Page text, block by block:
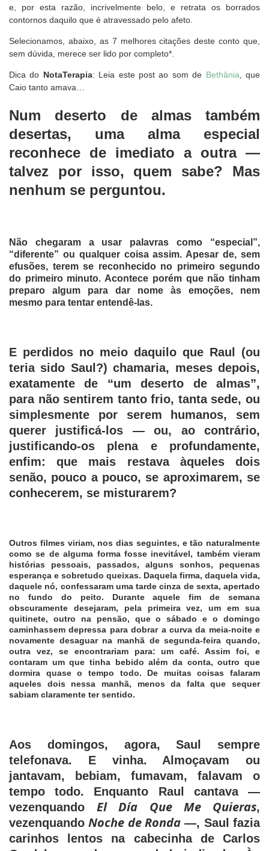
e, por esta razão, incrivelmente belo, e retrata os borrados
contornos daquilo que é atravessado pelo afeto.
Selecionamos, abaixo, as 7 melhores citações deste conto que,
sem dúvida, merece ser lido por completo*.
Dica do NotaTerapia: Leia este post ao som de Bethânia , que
Caio tanto amava…
Num deserto de almas também
desertas, uma alma especial
reconhece de imediato a outra —
talvez por isso, quem sabe? Mas
nenhum se perguntou.
Não chegaram a usar palavras como “especial”,
“diferente” ou qualquer coisa assim. Apesar de, sem
efusões, terem se reconhecido no primeiro segundo
do primeiro minuto. Acontece porém que não tinham
preparo algum para dar nome às emoções, nem
mesmo para tentar entendê-las.
E perdidos no meio daquilo que Raul (ou
teria sido Saul?) chamaria, meses depois,
exatamente de “um deserto de almas”,
para não sentirem tanto frio, tanta sede, ou
simplesmente por serem humanos, sem
querer justificá-los — ou, ao contrário,
justificando-os plena e profundamente,
enfim: que mais restava àqueles dois
senão, pouco a pouco, se aproximarem, se
conhecerem, se misturarem?
Outros filmes viriam, nos dias seguintes, e tão naturalmente
como se de alguma forma fosse inevitável, também vieram
histórias pessoais, passados, alguns sonhos, pequenas
esperança e sobretudo queixas. Daquela firma, daquela vida,
daquele nó, confessaram uma tarde cinza de sexta, apertado
no fundo do peito. Durante aquele fim de semana
obscuramente desejaram, pela primeira vez, um em sua
quitinete, outro na pensão, que o sábado e o domingo
caminhassem depressa para dobrar a curva da meia-noite e
novamente desaguar na manhã de segunda-feira quando,
outra vez, se encontrariam para: um café. Assim foi, e
contaram um que tinha bebido além da conta, outro que
dormira quase o tempo todo. De muitas coisas falaram
aqueles dois nessa manhã, menos da falta que sequer
sabiam claramente ter sentido.
Aos domingos, agora, Saul sempre
telefonava. E vinha. Almoçavam ou
jantavam, bebiam, fumavam, falavam o
tempo todo. Enquanto Raul cantava —
vezenquandoEl Día Que Me Quieras,
vezenquandoNoche de Ronda —, Saul fazia
carinhos lentos na cabecinha de Carlos